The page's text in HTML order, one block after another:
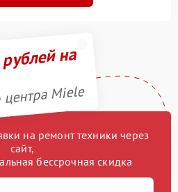
на
Miele
на ремонт техники через
сайт,
бессрочная скидка